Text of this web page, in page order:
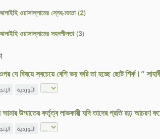
ওয়াসাল্লামের স্নেহ-মমতা (2)
ওয়াসাল্লামের সহনশীলতা (3)
যে বিষয়ে সবচেয়ে বেশি ভয় করি তা হচ্ছে ছোট শির্ক।”
الأوردية
উম্মাতের কর্তৃত্ব লাভকারী যদি তাদের প্রতি রূঢ়
الأوردية